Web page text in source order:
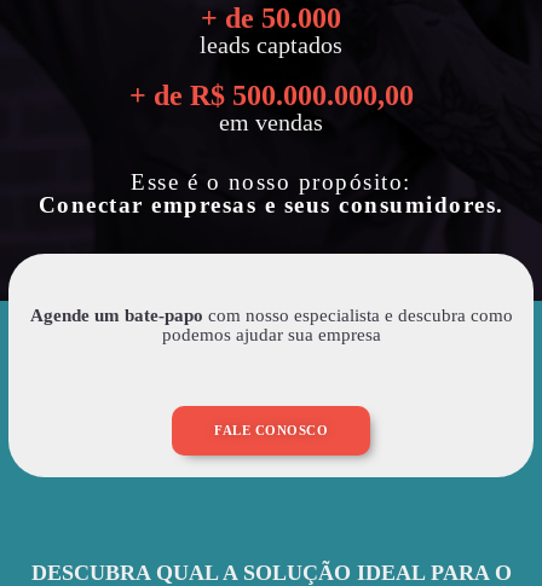
+ de 50.000
leads captados
+ de R$ 500.000.000,00
em vendas
Esse é o nosso propósito:
Conectar empresas e seus consumidores.
Agende um bate-papo com nosso especialista e descubra como
podemos ajudar sua empresa
FALE CONOSCO
DESCUBRA QUAL A SOLUÇÃO IDEAL PARA O